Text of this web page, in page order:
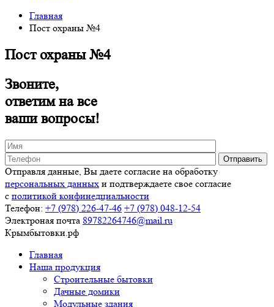
Главная
Пост охраны №4
Пост охраны №4
Звоните,
ответим на все
ваши вопросы!
Отправля данные, Вы даете согласие на обработку
персональных данных и подтверждаете свое согласие
с политикой конфинедциальности
Телефон: +7 (978) 226-47-46 +7 (978) 048-12-54
Электроная почта 89782264746@mail.ru
Крымбытовки .рф
Главная
Наша продукция
Строительные бытовки
Дачные домики
Модульные здания